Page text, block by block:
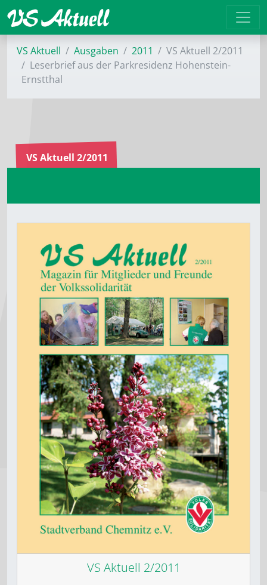
VS Aktuell Ausgaben 2011
VS Aktuell 2/2011
Leserbrief aus der Parkresidenz Hohenstein-
Ernstthal
VS Aktuell 2/2011
VS Aktuell 2/2011